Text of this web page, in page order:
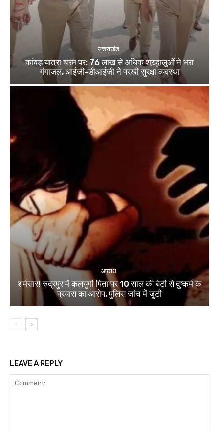
उत्तराखंड
कांवड़ यात्रा चरम पर: 76 लाख से अधिक श्रद्धालुओं ने भरा
गंगाजल, आईजी-डीआईजी ने परखी सुरक्षा व्यवस्था
अपराध
शर्मसार! रुद्रपुर में कलयुगी पिता पर 10 साल की बेटी से दुष्कर्म के
प्रयास का आरोप, पुलिस जांच में जुटी
LEAVE A REPLY